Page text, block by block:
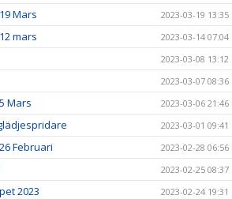
Mars 2023-03-19 13:35
mars 2023-03-14 07:04
2023-03-08 13:12
2023-03-07 08:36
Mars 2023-03-06 21:46
2023-03-01 09:41
Februari 2023-02-28 06:56
2023-02-25 08:37
2023 2023-02-24 19:31